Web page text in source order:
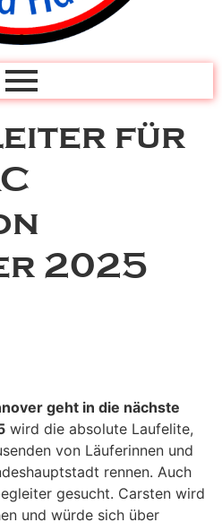
für
2025
geht in die nächste
wird die absolute Laufelite,
von Läuferinnen und
rennen. Auch
gesucht. Carsten wird
und würde sich über